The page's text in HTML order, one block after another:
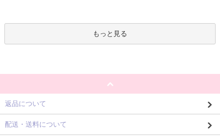
もっと見る
返品について
配送・送料について